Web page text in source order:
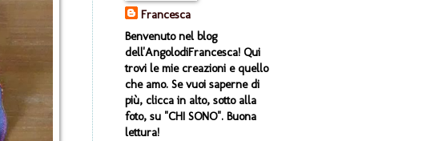
Francesca
Benvenuto nel blog
dell'AngolodiFrancesca! Qui
trovi le mie creazioni e quello
che amo. Se vuoi saperne di
più, clicca in alto, sotto alla
foto, su "CHI SONO". Buona
lettura!